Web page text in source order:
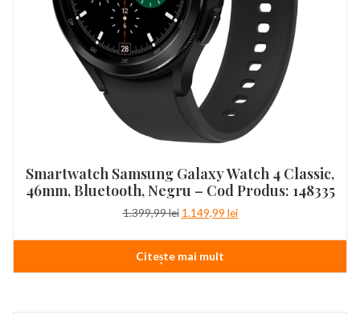
Smartwatch Samsung Galaxy Watch 4 Classic,
46mm, Bluetooth, Negru – Cod Produs: 148335
1.399,99lei Prețul
a
fost:
1.399,99 lei.
1.149,99 leiPrețul
este:
Citește mai mult